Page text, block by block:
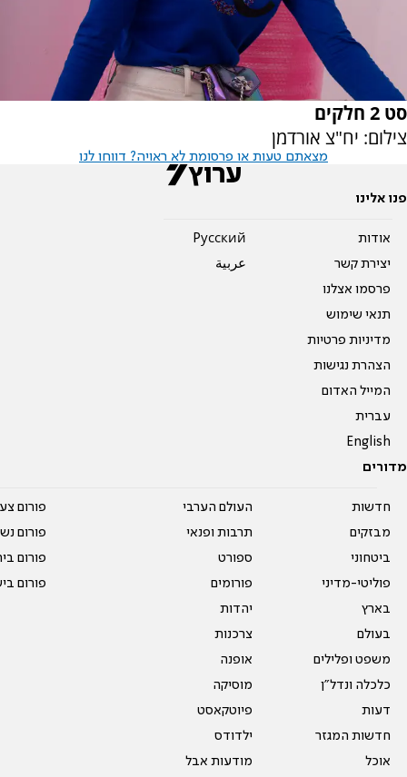
סט 2 חלקים
צילום: יח"צ אורדמן
מצאתם טעות או פרסומת לא ראויה? דווחו לנו
פנו אלינו
אודות
יצירת קשר
פרסמו אצלנו
תנאי שימוש
מדיניות פרטיות
הצהרת נגישות
המייל האדום
עברית
English
Pусский
عربية
מדורים
חדשות
מבזקים
ביטחוני
פוליטי-מדיני
בארץ
בעולם
משפט ופלילים
כלכלה ונדל"ן
דעות
חדשות המגזר
אוכל
העולם הערבי
תרבות ופנאי
ספורט
פורומים
יהדות
צרכנות
אופנה
מוסיקה
פיוטקאסט
ילדודס
מודעות אבל
פורום
פורום
פורום
פורום